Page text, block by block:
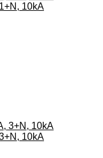
10kA
10kA